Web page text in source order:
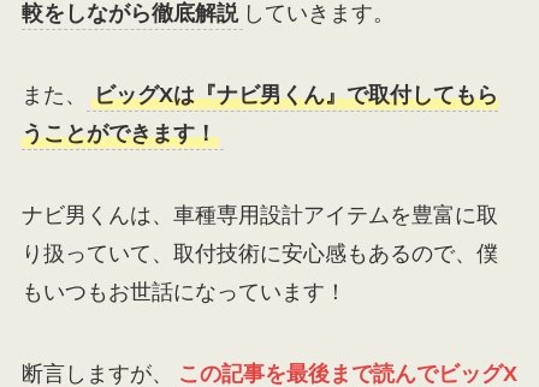
較をしながら徹底解説 していきます。
また、
ビッグXは『ナビ男くん』で取付してもら
うことができます！
ナビ男くんは、車種専用設計アイテムを豊富に取
り扱っていて、取付技術に安心感もあるので、僕
もいつもお世話になっています！
断言しますが、
この記事を最後まで読んでビッグX